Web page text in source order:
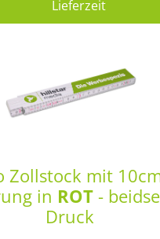
Lieferzeit
Zollstock mit
in ROT-
Druck